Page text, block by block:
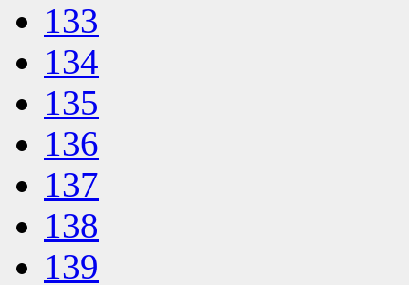
133
134
135
136
137
138
139